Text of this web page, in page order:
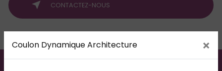
Coulon Dynamique Architecture ×
CONTACTEZ-NOUS